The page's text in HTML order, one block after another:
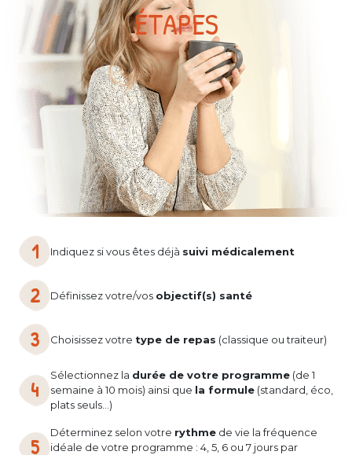
ÉTAPES
Indiquez si vous êtes déjà suivi médicalement
Définissez votre/vos objectif(s) santé
Choisissez votre type de repas (classique ou traiteur)
Sélectionnez la durée de votre programme (de 1
semaine à 10 mois) ainsi que la formule (standard, éco,
plats seuls…)
Déterminez selon votre rythme de vie la fréquence
idéale de votre programme : 4, 5, 6 ou 7 jours par